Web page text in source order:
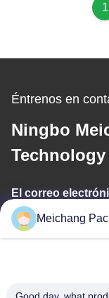
1
Éntrenos en
Ningbo
El correo
Meichang